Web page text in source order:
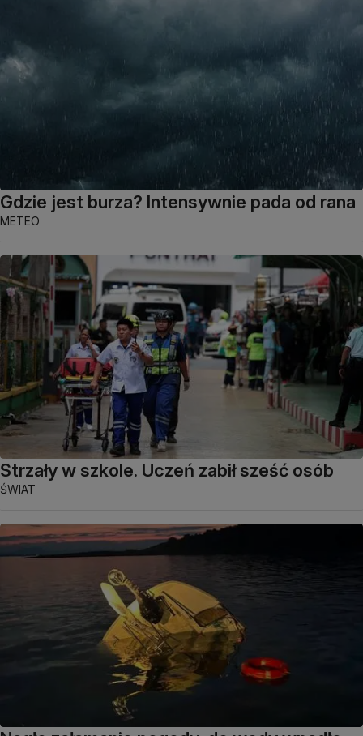
Gdzie jest burza? Intensywnie pada od rana
METEO
Strzały w szkole. Uczeń zabił sześć osób
ŚWIAT